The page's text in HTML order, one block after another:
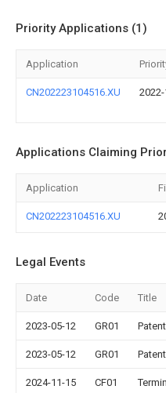
Priority Applications (1)
Application
CN202223104516.XU
Applications Claiming
Application
CN202223104516.XU
Legal Events
Date Code Title
2023-05-12 GR01
2023-05-12 GR01
2024-11-15 CF01